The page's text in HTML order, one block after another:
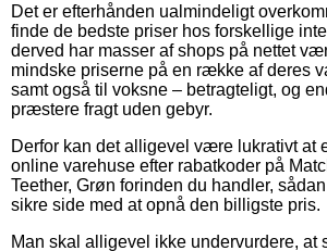
Det er efterhånden ualmindeligt
finde de bedste priser hos forskellige
derved har masser af shops på nettet
mindske priserne på en række af deres
samt også til voksne – betragteligt, og
præstere fragt uden gebyr.
Derfor kan det alligevel være lukrativt at
online varehuse efter rabatkoder på
Teether, Grøn forinden du handler,
sikre side med at opnå den billigste pris.
Man skal alligevel ikke undervurdere, at